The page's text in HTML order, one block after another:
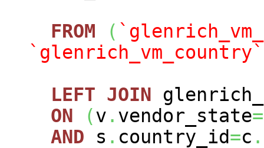
FROM
(
`glenrich_vm_country`
LEFT JOIN
ON
(v . vendor_state=
AND s . country_id=c .